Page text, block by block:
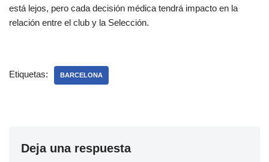
está lejos, pero cada decisión médica tendrá impacto en la
relación entre el club y la Selección.
Etiquetas: BARCELONA
Deja una respuesta